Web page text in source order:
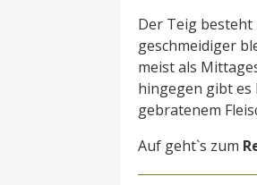
Der Teig besteht
geschmeidiger
meist als
hingegen gibt es
gebratenem
Auf geht`s zum